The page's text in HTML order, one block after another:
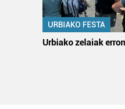
URBIAKO FESTA
Urbiako zelaiak